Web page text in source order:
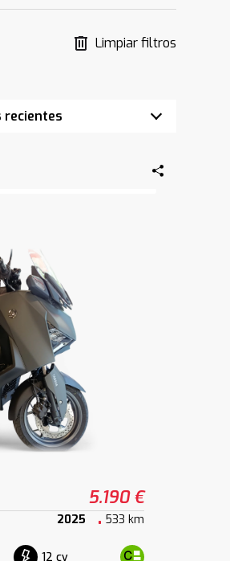
Limpiar filtros
5.190 €
2025 533 km
12 cv